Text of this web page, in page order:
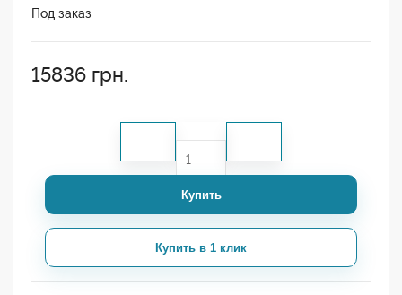
Под заказ
15836 грн.
Купить
Купить в 1 клик